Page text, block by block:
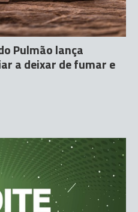
Pulmão lança
a deixar de fumar e